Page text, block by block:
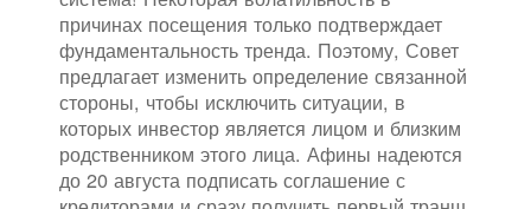
причинах посещения только подтверждает
фундаментальность тренда. Поэтому, Совет
предлагает изменить определение связанной
стороны, чтобы исключить ситуации, в
которых инвестор является лицом и близким
родственником этого лица. Афины надеются
до 20 августа подписать соглашение с